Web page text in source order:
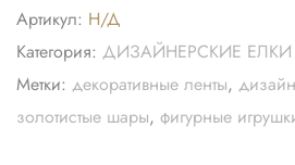
Артикул: Н/Д
Категория: ДИЗАЙНЕРСКИЕ ЕЛКИ
Метки: декоративные ленты,
золотистые шары, фигурные